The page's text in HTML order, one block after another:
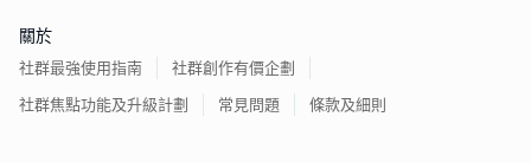
關於
社群最強使用指南
社群創作有價企劃
社群焦點功能及升級計劃
常見問題 條款及細則